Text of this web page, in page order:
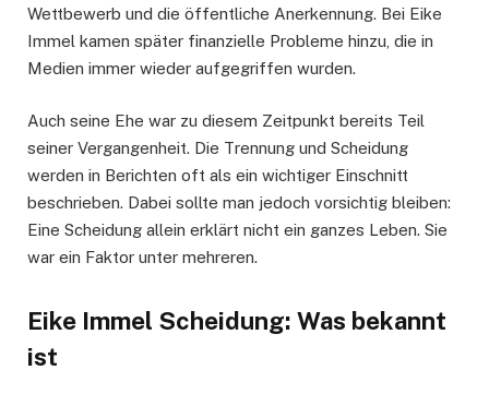
Wettbewerb und die öffentliche Anerkennung. Bei Eike
Immel kamen später finanzielle Probleme hinzu, die in
Medien immer wieder aufgegriffen wurden.
Auch seine Ehe war zu diesem Zeitpunkt bereits Teil
seiner Vergangenheit. Die Trennung und Scheidung
werden in Berichten oft als ein wichtiger Einschnitt
beschrieben. Dabei sollte man jedoch vorsichtig bleiben:
Eine Scheidung allein erklärt nicht ein ganzes Leben. Sie
war ein Faktor unter mehreren.
Eike Immel Scheidung: Was bekannt
ist